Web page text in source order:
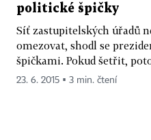
politické špičky
Síť zastupitelských úřadů
omezovat, shodl se
špičkami. Pokud šetřit,
23. 6. 2015 ▪ 3 min. čtení